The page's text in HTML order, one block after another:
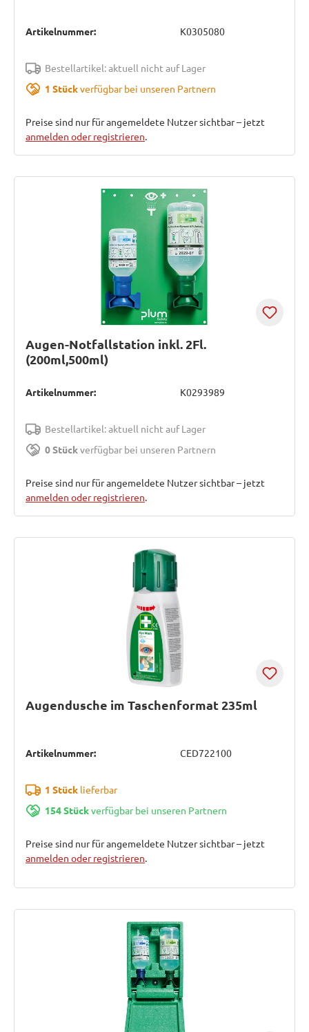
Artikelnummer: K0305080
Bestellartikel: aktuell nicht auf Lager
1 Stückverfügbar bei unseren Partnern
Preise sind nur für angemeldete Nutzer sichtbar – jetzt
anmelden oder registrieren.
Augen-Notfallstation inkl. 2Fl.
(200ml,500ml)
Artikelnummer: K0293989
Bestellartikel: aktuell nicht auf Lager
0 Stückverfügbar bei unseren Partnern
Preise sind nur für angemeldete Nutzer sichtbar – jetzt
anmelden oder registrieren.
Augendusche im Taschenformat 235ml
Artikelnummer: CED722100
1 Stücklieferbar
154 Stückverfügbar bei unseren Partnern
Preise sind nur für angemeldete Nutzer sichtbar – jetzt
anmelden oder registrieren.